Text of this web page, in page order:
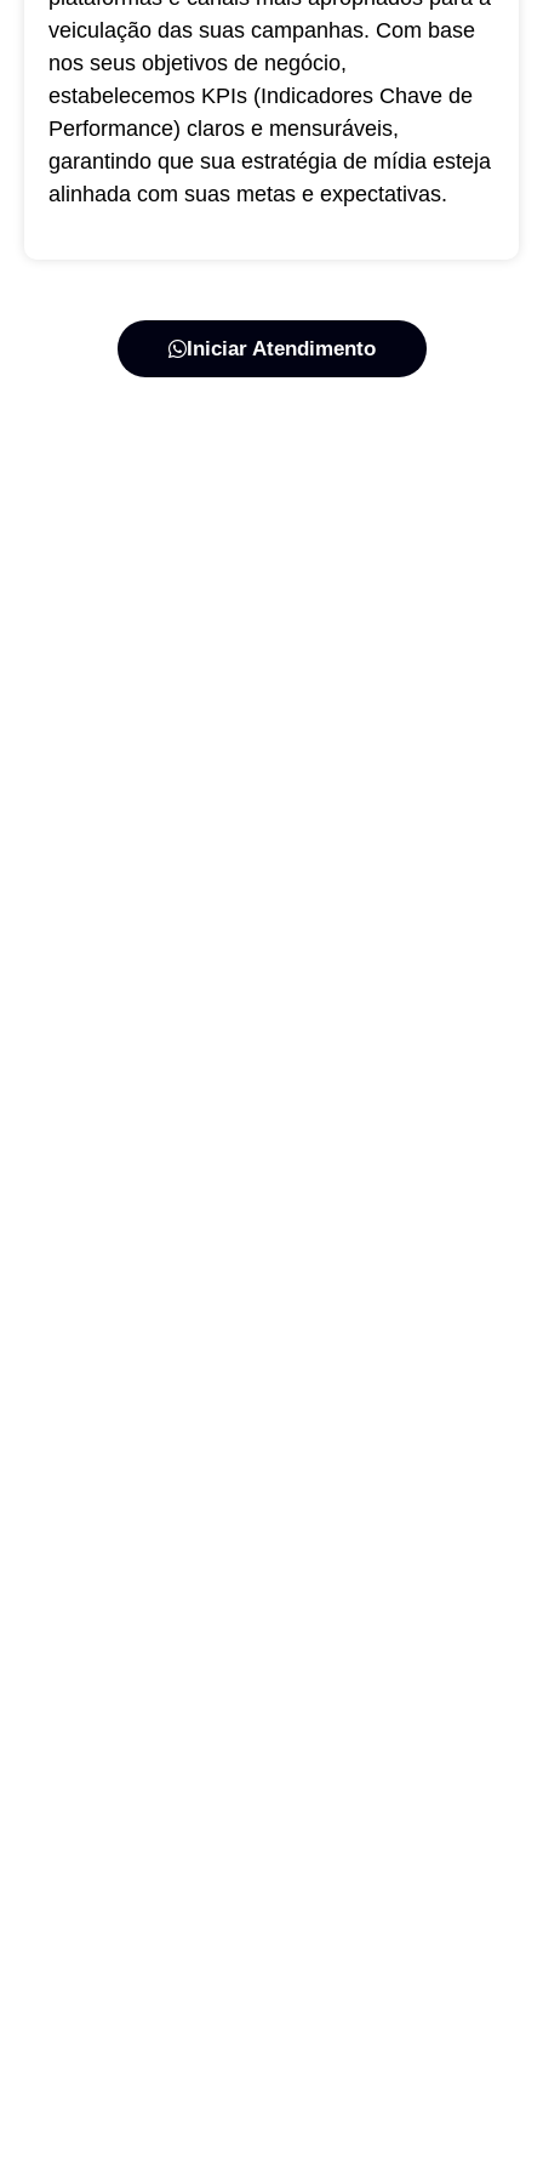
veiculação das suas campanhas. Com base
nos seus objetivos de negócio,
estabelecemos KPIs (Indicadores Chave de
Performance) claros e mensuráveis,
garantindo que sua estratégia de mídia esteja
alinhada com suas metas e expectativas.
Iniciar Atendimento